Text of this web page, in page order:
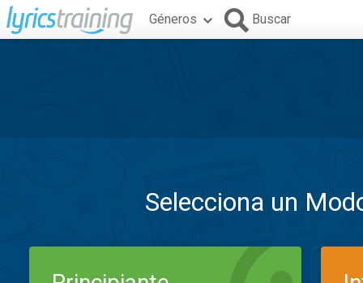
Géneros Buscar
Selecciona un